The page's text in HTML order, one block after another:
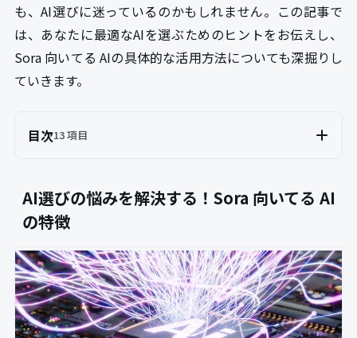
も、AI選びに迷っているのかもしれません。この記事で
は、あなたに最適なAIを選ぶためのヒントをお伝えし、
Sora 向いてる AIの具体的な活用方法についても深掘りし
ていきます。
目次13 項目
AI選びの悩みを解決する！Sora 向いてる AI
の特徴